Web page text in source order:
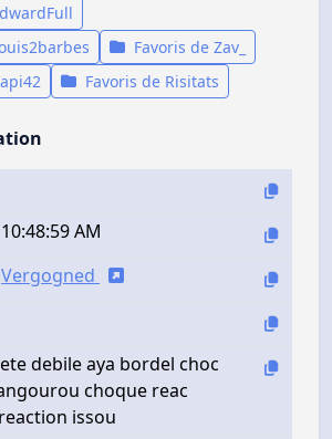
Favoris de Zav_
Favoris de Risitats
AM
Vergogned
debile aya bordel choc
choque reac
issou